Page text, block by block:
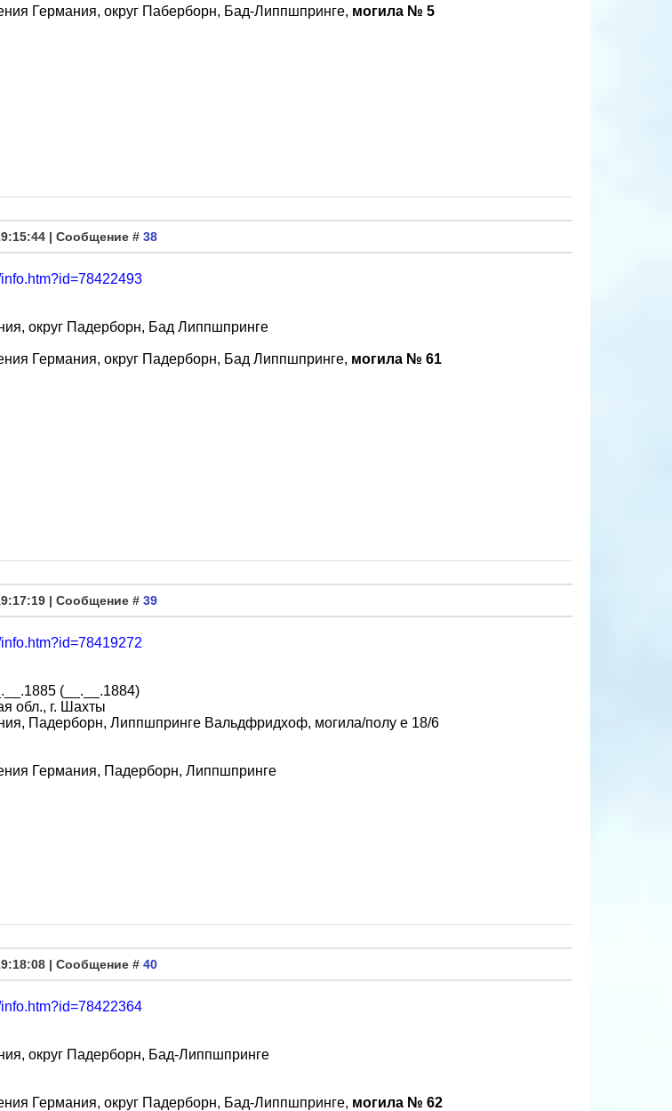
Германия, округ Паберборн, Бад-Липпшпринге, могила № 5
| Сообщение # 38
округ Падерборн, Бад Липпшпринге
Германия, округ Падерборн, Бад Липпшпринге, могила № 61
| Сообщение # 39
(__.__.1884)
обл., г. Шахты
Падерборн, Липпшпринге Вальдфридхоф, могила/полу е 18/6
Германия, Падерборн, Липпшпринге
| Сообщение # 40
округ Падерборн, Бад-Липпшпринге
Германия, округ Падерборн, Бад-Липпшпринге, могила № 62